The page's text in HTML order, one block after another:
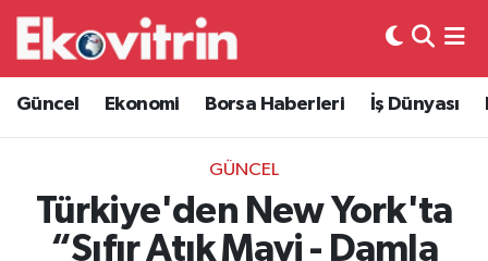
Güncel Ekonomi Borsa Haberleri İş Dünyası
GÜNCEL
Türkiye'den New York'ta
“Sıfır Atık Mavi - Damla
Güncel
Ekonomi
Borsa Haberleri
İş Dünyası
Hava Durumu
Trafik Durumu
Süper Lig Puan Durumu ve Fikstür
Tüm Manşetler